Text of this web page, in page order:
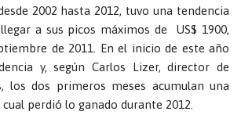
2002 hasta 2012, tuvo una tendencia
a sus picos máximos de US$ 1900,
de 2011. En el inicio de este año
y, según Carlos Lizer, director de
los dos primeros meses acumulan una
perdió lo ganado durante 2012.